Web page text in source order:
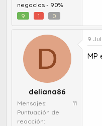
negocios - 90%
9
1 0
D
deliana86
Mensajes
11
Puntuación de
reacción
9 Jul
MP